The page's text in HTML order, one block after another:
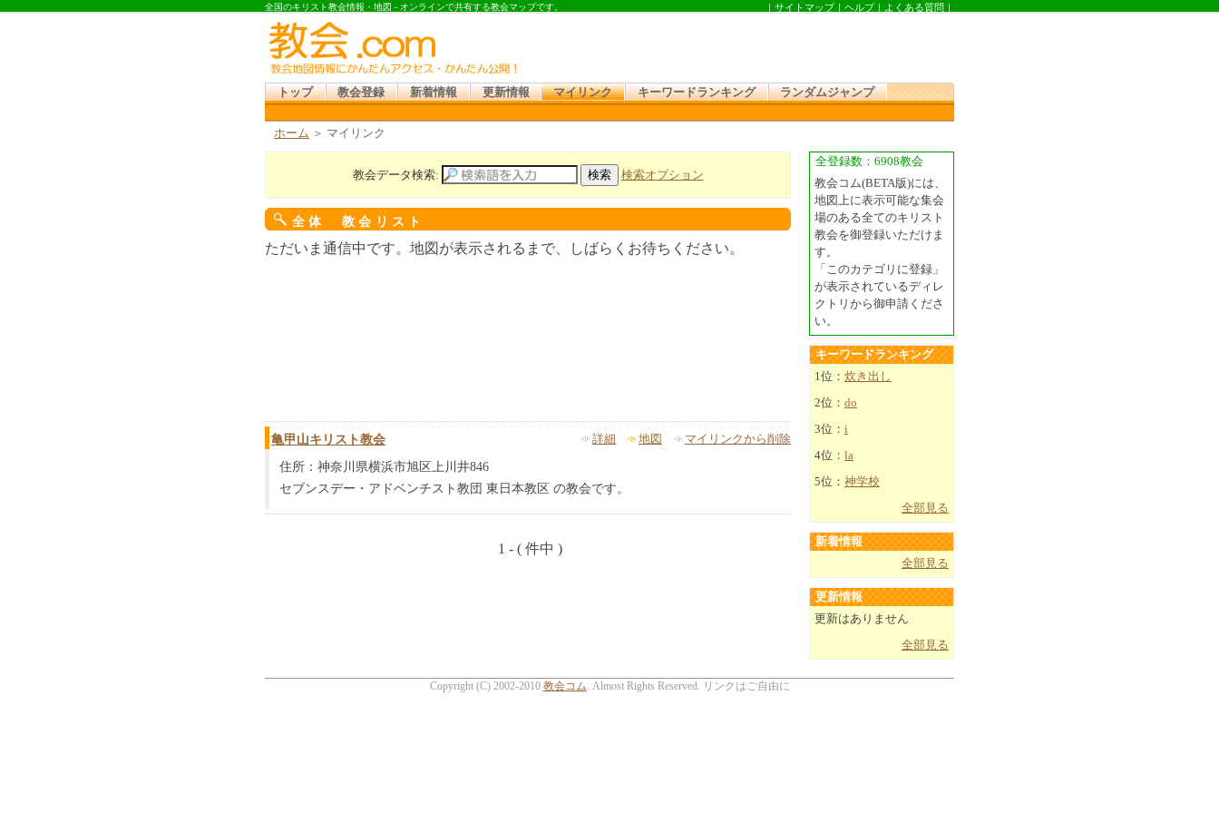
全国のキリスト教会情報・地図 - オンラインで共有する教会マップです。 ｜ サイトマップ｜ ヘルプ｜ よくある質問 ｜
トップ 教会登録 新着情報 更新情報 マイリンク キーワードランキング ランダムジャンプ
ホーム ＞ マイリンク
教会データ検索: 検索オプション
全体 教会リスト
ただいま通信中です。地図が表示されるまで、しばらくお待ちください。
亀甲山キリスト教会 詳細 地図 マイリンクから削除
住所：神奈川県横浜市旭区上川井846
セブンスデー・アドベンチスト教団 東日本教区 の教会です。
1 - ( 件中 )
全登録数：6908教会
教会コム(BETA版)には、
地図上に表示可能な集会
場のある全てのキリスト
教会を御登録いただけま
す。
「このカテゴリに登録」
が表示されているディレ
クトリから御申請くださ
い。
キーワードランキング
1位： 炊き出し
2位： do
3位： i
4位： la
5位： 神学校
全部見る
新着情報
全部見る
更新情報
更新はありません
全部見る
Copyright (C) 2002-2010 教会コム . Almost Rights Reserved. リンクはご自由に